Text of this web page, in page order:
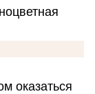
оказаться